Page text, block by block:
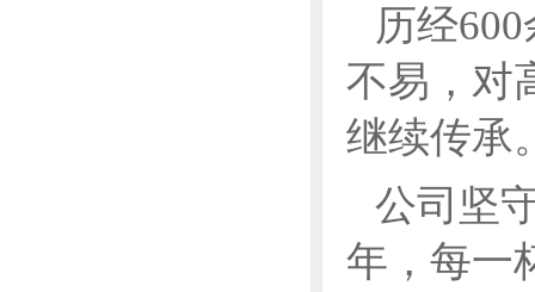
历经
不易，对
继续传承
公司坚
年，每一